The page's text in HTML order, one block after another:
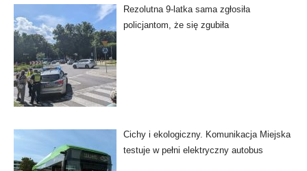
Rezolutna 9-latka sama zgłosiła
policjantom, że się zgubiła
Cichy i ekologiczny. Komunikacja Miejska
testuje w pełni elektryczny autobus